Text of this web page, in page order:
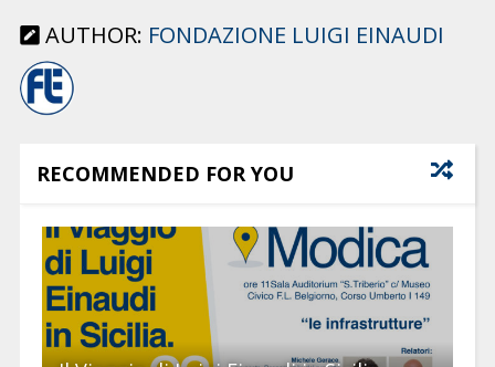
AUTHOR: FONDAZIONE LUIGI EINAUDI
RECOMMENDED FOR YOU